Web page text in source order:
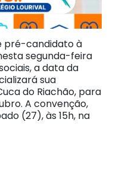
pré-candidato à
segunda-feira
a data da
sua
do Riachão, para
A convenção,
(27), às 15h, na